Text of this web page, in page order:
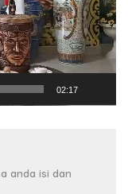
02:17
anda isi dan